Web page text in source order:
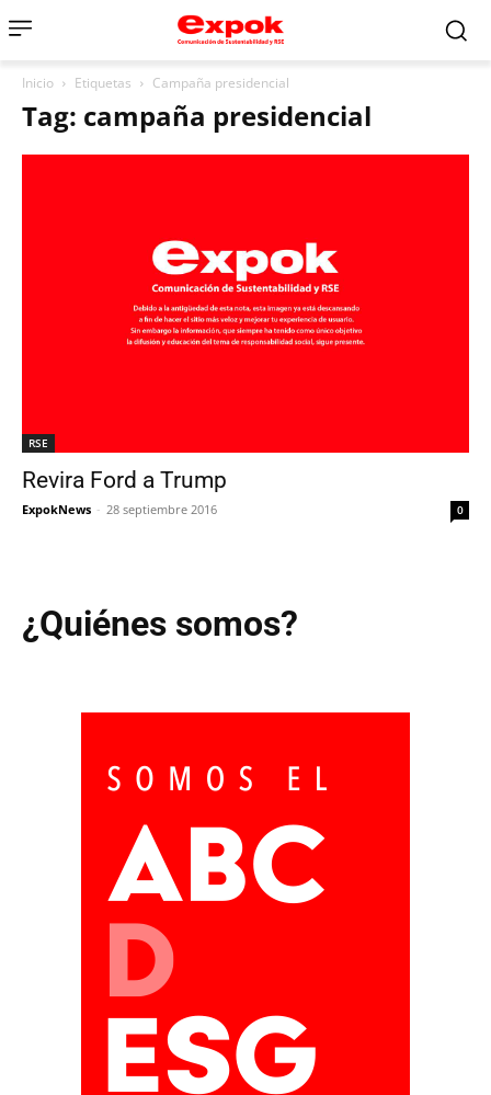
Inicio Etiquetas Campaña presidencial
Tag: campaña presidencial
RSE
Revira Ford a Trump
ExpokNews - 28 septiembre 2016 0
¿Quiénes somos?